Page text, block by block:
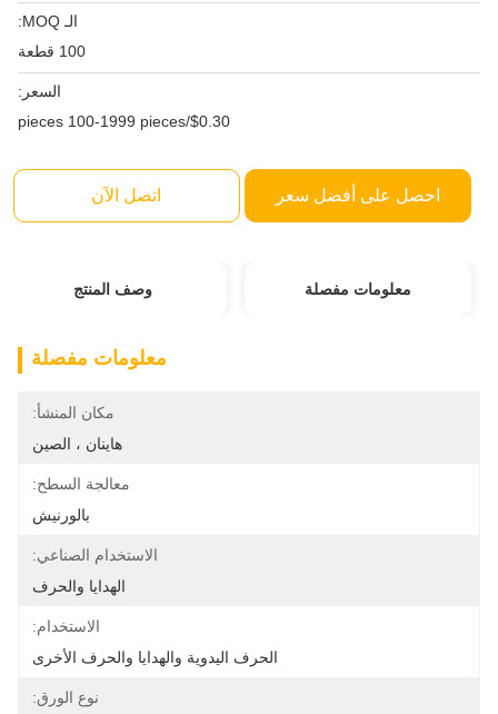
الـ MOQ:
100 قطعة
السعر:
$0.30/pieces 100-1999 pieces
احصل على أفضل سعر اتصل الآن
معلومات مفصلة وصف المنتج
معلومات مفصلة
مكان المنشأ:
هاينان ، الصين
معالجة السطح:
بالورنيش
الاستخدام الصناعي:
الهدايا والحرف
الاستخدام:
الحرف اليدوية والهدايا والحرف الأخرى
نوع الورق: